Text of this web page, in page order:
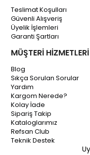
Teslimat Koşulları
Güvenli Alışveriş
Üyelik İşlemleri
Garanti Şartları
MÜŞTERİ HİZMETLERİ
Blog
Sıkça Sorulan Sorular
Yardım
Kargom Nerede?
Kolay İade
Sipariş Takip
Kataloglarımız
Refsan Club
Teknik Destek